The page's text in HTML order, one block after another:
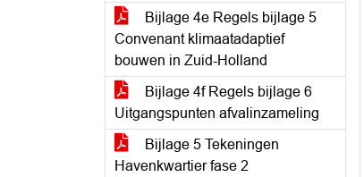
Bijlage 4e Regels bijlage 5
Convenant klimaatadaptief
bouwen in Zuid-Holland
Bijlage 4f Regels bijlage 6
Uitgangspunten afvalinzameling
Bijlage 5 Tekeningen
Havenkwartier fase 2